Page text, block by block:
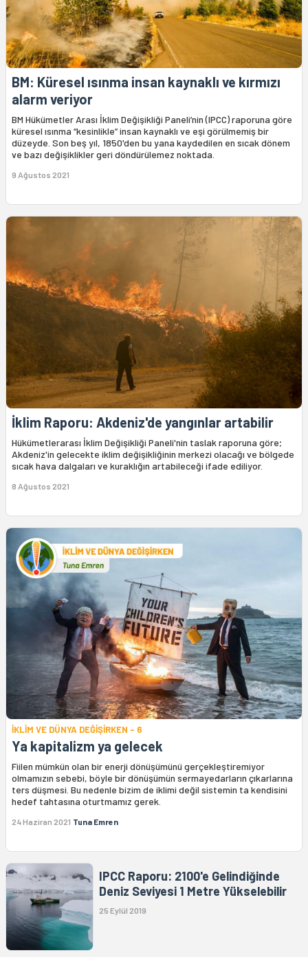
BM: Küresel ısınma insan kaynaklı ve kırmızı
alarm veriyor
BM Hükümetler Arası İklim Değişikliği Paneli’nin (IPCC) raporuna göre
küresel ısınma “kesinlikle” insan kaynaklı ve eşi görülmemiş bir
düzeyde. Son beş yıl, 1850'den bu yana kaydedilen en sıcak dönem
ve bazı değişiklikler geri döndürülemez noktada.
9 Ağustos 2021
İklim Raporu: Akdeniz'de yangınlar artabilir
Hükümetlerarası İklim Değişikliği Paneli'nin taslak raporuna göre;
Akdeniz'in gelecekte iklim değişikliğinin merkezi olacağı ve bölgede
sıcak hava dalgaları ve kuraklığın artabileceği ifade ediliyor.
8 Ağustos 2021
İKLİM VE DÜNYA DEĞİŞİRKEN - 6
Ya kapitalizm ya gelecek
Fiilen mümkün olan bir enerji dönüşümünü gerçekleştiremiyor
olmamızın sebebi, böyle bir dönüşümün sermayedarların çıkarlarına
ters düşmesi. Bu nedenle bizim de iklimi değil sistemin ta kendisini
hedef tahtasına oturtmamız gerek.
24 Haziran 2021 Tuna Emren
IPCC Raporu: 2100'e Gelindiğinde
Deniz Seviyesi 1 Metre Yükselebilir
25 Eylül 2019